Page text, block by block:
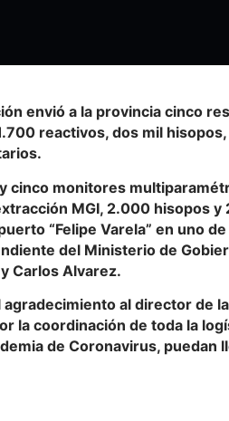
envió a la provincia cinco
reactivos, dos mil
cinco monitores
MGI, 2.000 hisopos
“Felipe Varela” en uno
del Ministerio de
Carlos Alvarez.
al director de
la coordinación de toda la
de Coronavirus, puedan